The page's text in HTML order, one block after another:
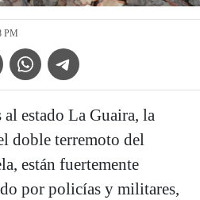
PM
Icon
WhatsApp IconTelegram Icon
al estado La Guaira, la
doble terremoto del
están fuertemente
por policías y militares,